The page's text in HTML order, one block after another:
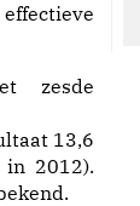
zesde
13,6
2012).